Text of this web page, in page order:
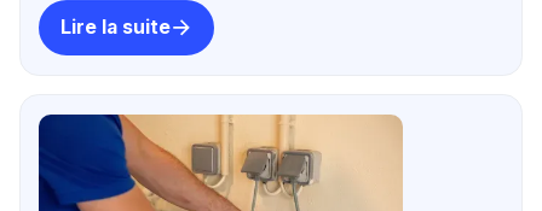
seule. Diagnostic et intervention rapide à Bordeaux.
Lire la suite